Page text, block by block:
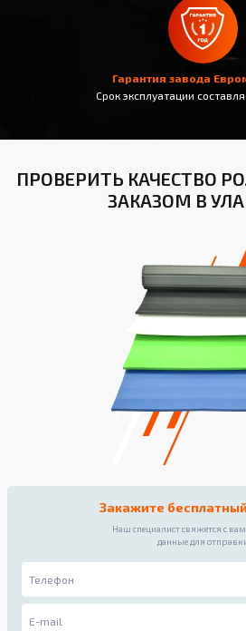
Гарантия завода
Срок эксплуатации
ПРОВЕРИТЬ КАЧЕСТВО
ЗАКАЗОМ В
Закажите
Наш специалист свяжется с
данные для